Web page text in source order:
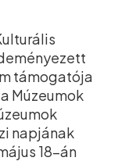
támogatója
Múzeumok
napjának
18-án